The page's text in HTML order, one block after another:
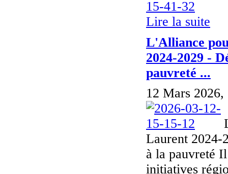
Lire la suite
L'Alliance
2024-2029 -
pauvreté ...
12 Mars 2026,
Laurent 2024-
à la pauvreté
initiatives